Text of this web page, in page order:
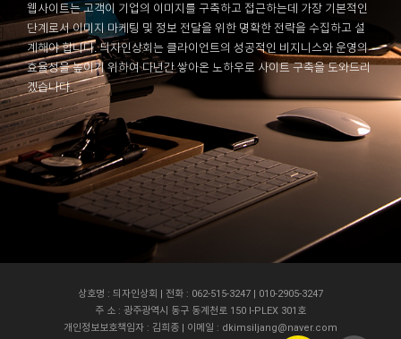
웹사이트는 고객이 기업의 이미지를 구축하고 접근하는데 가장 기본적인
단계로서 이미지 마케팅 및 정보 전달을 위한 명확한 전략을 수집하고 설
계해야 합니다. 듸자인상회는 클라이언트의 성공적인 비지니스와 운영의
효율성을 높이기 위하여 다년간 쌓아온 노하우로 사이트 구축을 도와드리
겠습니다.
상호명 : 듸자인상회 | 전화 : 062-515-3247 | 010-2905-3247
주 소 : 광주광역시 동구 동계천로 150 I-PLEX 301호
개인정보보호책임자 : 김희종 | 이메일 : dkimsiljang@naver.com